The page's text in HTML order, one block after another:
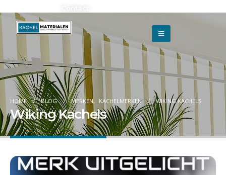
HOME BLOG MERKEN, KACHELMERKEN WIKING KACHELS
Wiking Kachels